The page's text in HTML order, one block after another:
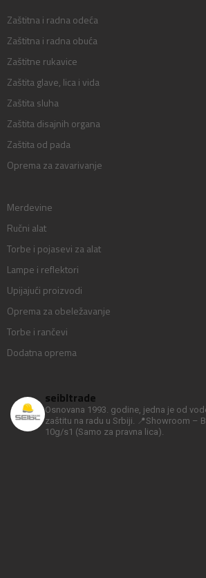
Zaštitna i radna odeća
Zaštitna i radna obuća
Zaštitne rukavice
Zaštita glave, lica i vida
Zaštita sluha
Zaštita disajnih organa
Zaštita od pada
Oprema za zavarivanje
Merdevine
Ručni alat
Torbe i pojasevi za alat
Lampe i reflektori
Upijajući proizvodi
Oprema za obeležavanje
Torbe i rančevi
Dodatna oprema
seibltrade
Osnovana 1993. godine, jedna je od
zaštitu na radu u Srbiji.
📍Showroom –
10g/s1 (Samo za pravna lica).